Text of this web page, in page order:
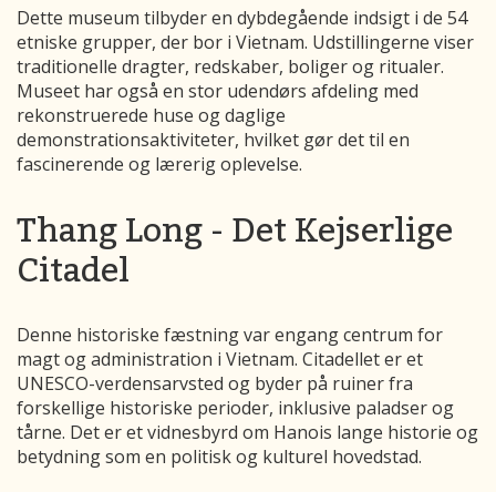
Dette museum tilbyder en dybdegående indsigt i de 54
etniske grupper, der bor i Vietnam. Udstillingerne viser
traditionelle dragter, redskaber, boliger og ritualer.
Museet har også en stor udendørs afdeling med
rekonstruerede huse og daglige
demonstrationsaktiviteter, hvilket gør det til en
fascinerende og lærerig oplevelse.
Thang Long - Det Kejserlige
Citadel
Denne historiske fæstning var engang centrum for
magt og administration i Vietnam. Citadellet er et
UNESCO-verdensarvsted og byder på ruiner fra
forskellige historiske perioder, inklusive paladser og
tårne. Det er et vidnesbyrd om Hanois lange historie og
betydning som en politisk og kulturel hovedstad.